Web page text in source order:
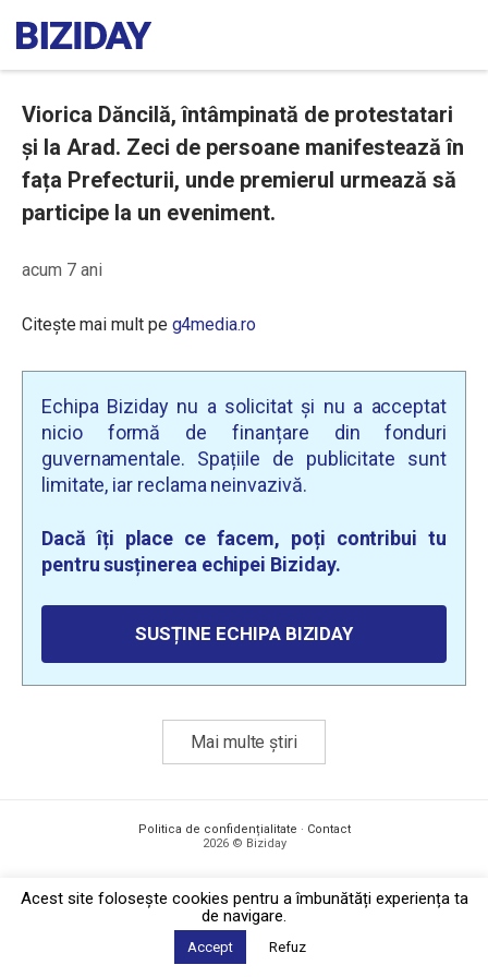
Viorica Dăncilă, întâmpinată de protestatari
și la Arad. Zeci de persoane manifestează în
fața Prefecturii, unde premierul urmează să
participe la un eveniment.
acum 7 ani
Citește mai mult pe g4media.ro
Echipa Biziday nu a solicitat și nu a acceptat
nicio formă de finanțare din fonduri
guvernamentale. Spațiile de publicitate sunt
limitate, iar reclama neinvazivă.
Dacă îți place ce facem, poți contribui tu
pentru susținerea echipei Biziday.
SUSȚINE ECHIPA BIZIDAY
Mai multe știri
Politica de confidențialitate · Contact
2026 © Biziday
Acest site foloseşte cookies pentru a îmbunătăți experiența ta
de navigare.
Accept Refuz